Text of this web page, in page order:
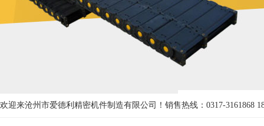
欢迎来沧州市爱德利精密机件制造有限公司！ 销售热线：0317-3161868